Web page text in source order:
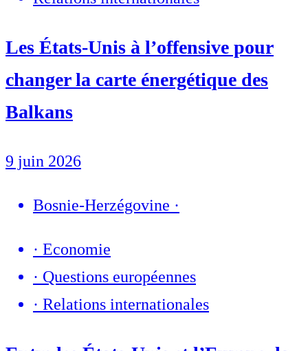
Les États-Unis à l’offensive pour
changer la carte énergétique des
Balkans
9 juin 2026
Bosnie-Herzégovine ·
· Economie
· Questions européennes
· Relations internationales